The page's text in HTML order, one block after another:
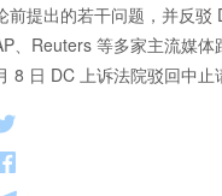
前提出的若干问题，并反驳
、Reuters 等多家主流媒
8 日 DC 上诉法院驳回中止